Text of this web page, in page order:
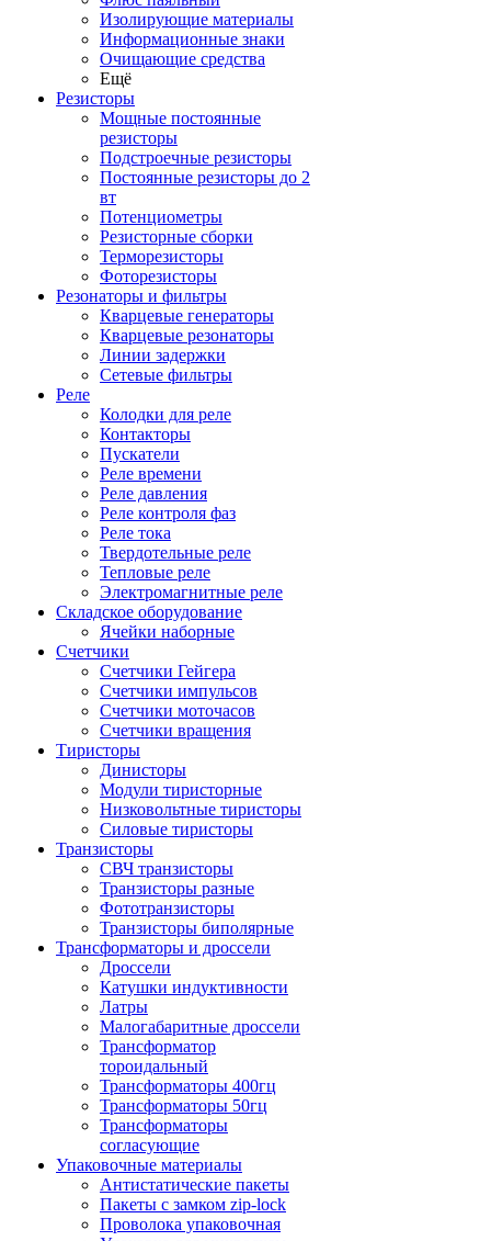
Изолирующие материалы
Информационные знаки
Очищающие средства
Ещё
Резисторы
Мощные постоянные
резисторы
Подстроечные резисторы
Постоянные резисторы до 2
вт
Потенциометры
Резисторные сборки
Терморезисторы
Фоторезисторы
Резонаторы и фильтры
Кварцевые генераторы
Кварцевые резонаторы
Линии задержки
Сетевые фильтры
Реле
Колодки для реле
Контакторы
Пускатели
Реле времени
Реле давления
Реле контроля фаз
Реле тока
Твердотельные реле
Тепловые реле
Электромагнитные реле
Складское оборудование
Ячейки наборные
Счетчики
Счетчики Гейгера
Счетчики импульсов
Счетчики моточасов
Счетчики вращения
Тиристоры
Динисторы
Модули тиристорные
Низковольтные тиристоры
Силовые тиристоры
Транзисторы
СВЧ транзисторы
Транзисторы разные
Фототранзисторы
Транзисторы биполярные
Трансформаторы и дроссели
Дроссели
Катушки индуктивности
Латры
Малогабаритные дроссели
Трансформатор
тороидальный
Трансформаторы 400гц
Трансформаторы 50гц
Трансформаторы
согласующие
Упаковочные материалы
Антистатические пакеты
Пакеты с замком zip-lock
Проволока упаковочная